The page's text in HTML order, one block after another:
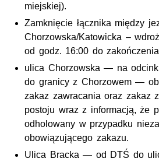
miejskiej).
Zamknięcie łącznika między
Chorzowska/Katowicka –
od godz. 16:00 do
ulica Chorzowska — na
do granicy z Chorzowem —
zakaz zawracania oraz zakaz
postoju wraz z informacją, że
odholowany w przypadku
obowiązującego zakazu.
Ulica Bracka — od DTŚ do